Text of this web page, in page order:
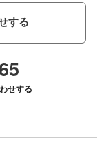
する
せする